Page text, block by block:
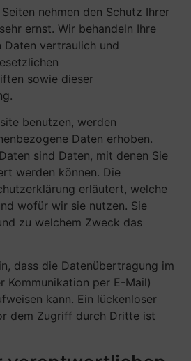
nehmen den Schutz Ihrer
ernst. Wir behandeln Ihre
Daten vertraulich und
sowie dieser
benutzen, werden
Daten erhoben.
sind Daten, mit denen Sie
werden können. Die
erläutert, welche
wofür wir sie nutzen. Sie
zu welchem Zweck das
dass die Datenübertragung im
Kommunikation per E-Mail)
kann. Ein lückenloser
dem Zugriff durch Dritte ist